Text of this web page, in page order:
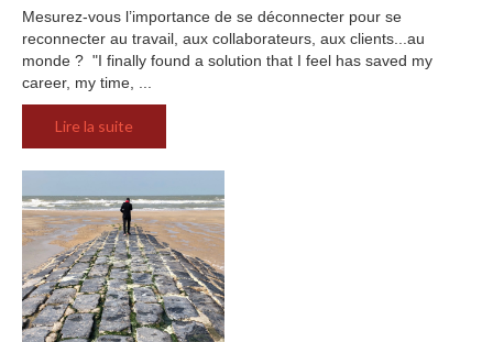
Mesurez-vous l’importance de se déconnecter pour se
reconnecter au travail, aux collaborateurs, aux clients...au
monde ? "I finally found a solution that I feel has saved my
career, my time, ...
Lire la suite